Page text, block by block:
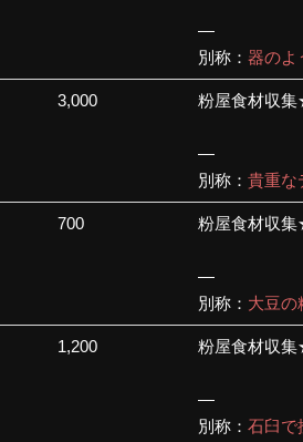
—
別称：器のよ
3,000 粉屋食材収
—
別称：貴重な
700 粉屋食材収
—
別称： 大豆の
1,200 粉屋食材収
—
別称：石臼で